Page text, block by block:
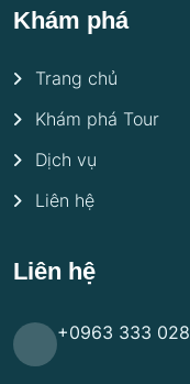
Khám phá
Trang chủ
Khám phá Tour
Dịch vụ
Liên hệ
Liên hệ
+0963 333 028